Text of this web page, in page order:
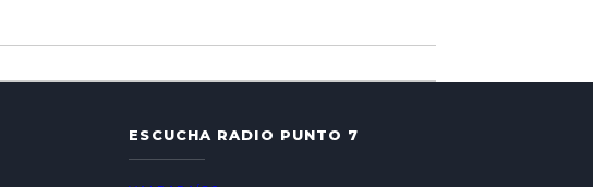
ESCUCHA RADIO PUNTO 7